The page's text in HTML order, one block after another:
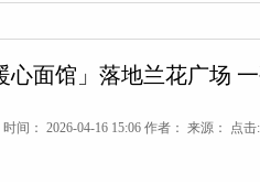
心面馆」落地兰花广场
时间： 2026-04-16 15:06 作者： 来源： 点击